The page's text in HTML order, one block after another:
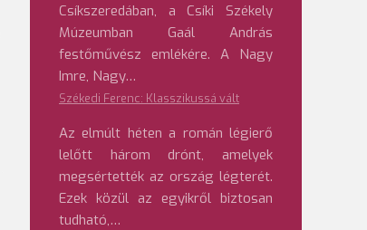
Csíkszeredában, a Csíki Székely
Múzeumban Gaál András
festőművész emlékére. A Nagy
Imre, Nagy…
Székedi Ferenc: Klasszikussá vált
Az elmúlt héten a román légierő
lelőtt három drónt, amelyek
megsértették az ország légterét.
Ezek közül az egyikről biztosan
tudható,…